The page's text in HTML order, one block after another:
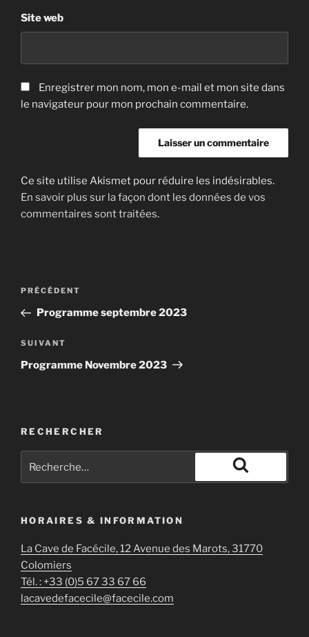
Site web
Enregistrer mon nom, mon e-mail et mon site dans
le navigateur pour mon prochain commentaire.
Ce site utilise Akismet pour réduire les indésirables.
En savoir plus sur la façon dont les données de vos
commentaires sont traitées.
Navigation
l’article
Article
précédent
PRÉCÉDENT
Programme septembre 2023
Article
suivant
SUIVANT
Programme Novembre 2023
RECHERCHER
pour
Recherche
HORAIRES & INFORMATION
La Cave de Facécile, 12 Avenue des Marots, 31770
Colomiers
Tél. : +33 (0)5 67 33 67 66
lacavedefacecile@facecile.com